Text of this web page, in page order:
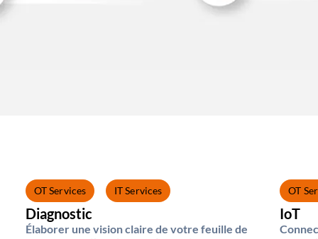
OT Services IT Services
Diagnostic
Élaborer une vision claire de votre feuille de
OT
IoT